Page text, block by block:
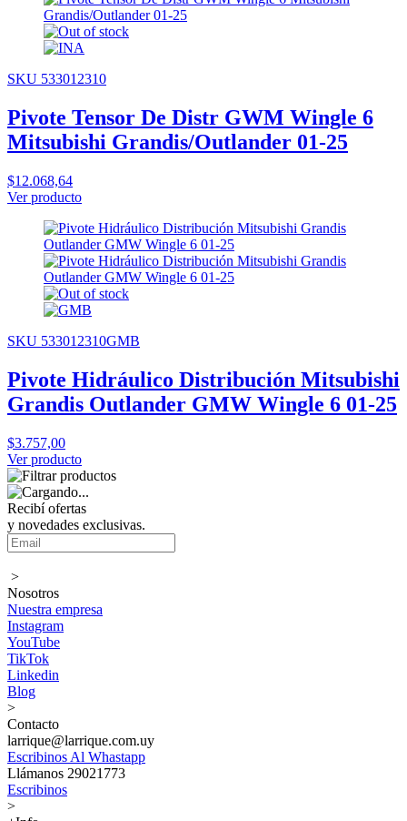
SKU 533012310
Pivote Tensor De Distr GWM Wingle 6
Mitsubishi Grandis/Outlander 01-25
$12.068,64
Ver producto
SKU 533012310GMB
Pivote Hidráulico Distribución Mitsubishi
Grandis Outlander GMW Wingle 6 01-25
$3.757,00
Ver producto
Recibí ofertas
y novedades exclusivas.
>
Nosotros
Nuestra empresa
Instagram
YouTube
TikTok
Linkedin
Blog
>
Contacto
larrique@larrique.com.uy
Escribinos Al Whastapp
Llámanos 29021773
Escribinos
>